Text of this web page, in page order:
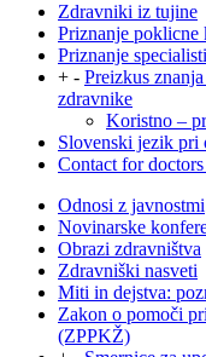
Zdravniki iz tujine
Priznanje
Priznanje
+ - Preizkus
zdravnike
Koristno –
Slovenski jezik pri
Contact for
Odnosi z javnostmi
Novinarske
Obrazi zdravništva
Zdravniški nasveti
Miti in dejstva:
Zakon o pomoči
(ZPPKŽ)